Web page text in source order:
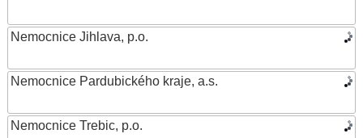
Nemocnice Jihlava, p.o.
Nemocnice Pardubického kraje, a.s.
Nemocnice Trebic, p.o.